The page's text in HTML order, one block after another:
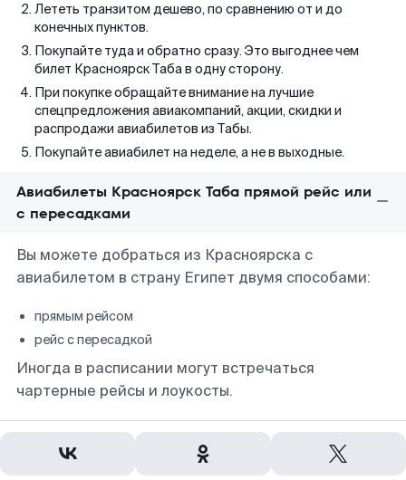
Лететь транзитом дешево, по сравнению от и до
конечных пунктов.
Покупайте туда и обратно сразу. Это выгоднее чем
билет Красноярск Таба в одну сторону.
При покупке обращайте внимание на лучшие
спецпредложения авиакомпаний, акции, скидки и
распродажи авиабилетов из Табы.
Покупайте авиабилет на неделе, а не в выходные.
Авиабилеты Красноярск Таба прямой рейс или
с пересадками
Вы можете добраться из Красноярска с
авиабилетом в страну Египет двумя способами:
прямым рейсом
рейс с пересадкой
Иногда в расписании могут встречаться
чартерные рейсы и лоукосты.